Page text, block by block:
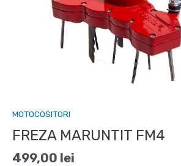
MOTOCOSITORI
FREZA MARUNTIT FM4
499,00 lei